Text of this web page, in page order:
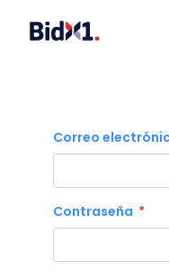
Correo
Contraseña